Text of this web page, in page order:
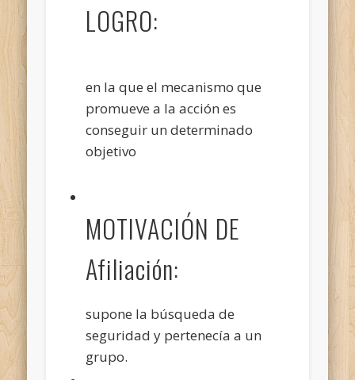
LOGRO:
en la que el mecanismo que
promueve a la acción es
conseguir un determinado
objetivo
MOTIVACIÓN DE
Afiliación:
supone la búsqueda de
seguridad y pertenecía a un
grupo.